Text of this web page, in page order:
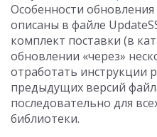
Особенности
описаны в файле
комплект поставки (в
обновлении «через»
отработать инструкции
предыдущих версий
последовательно для
библиотеки.